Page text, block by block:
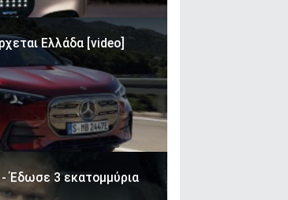
Ελλάδα [video]
- Έδωσε 3 εκατομμύρια